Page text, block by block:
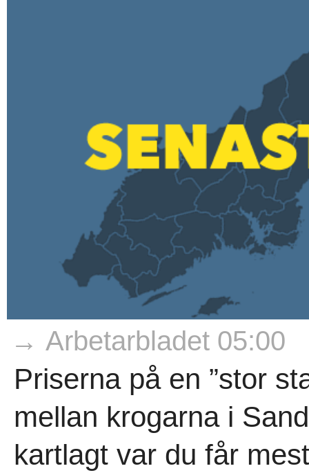
→ Arbetarbladet 05:00
Priserna på en ”stor
mellan krogarna i
kartlagt var du får